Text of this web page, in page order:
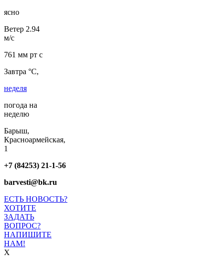
ясно
Ветер 2.94
м/с
761 мм рт с
Завтра °C,
неделя
погода на
неделю
Барыш,
Красноармейская,
1
+7 (84253) 21-1-56
barvesti@bk.ru
ЕСТЬ НОВОСТЬ?
ХОТИТЕ
ЗАДАТЬ
ВОПРОС?
НАПИШИТЕ
НАМ!
X